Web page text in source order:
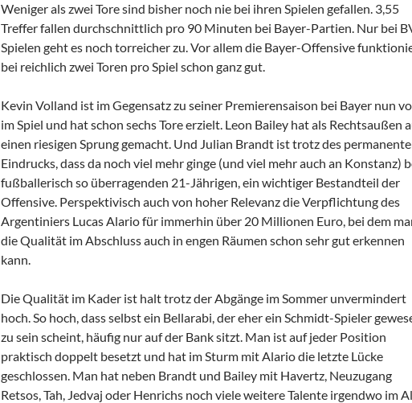
Weniger als zwei Tore sind bisher noch nie bei ihren Spielen gefallen. 3,55
Treffer fallen durchschnittlich pro 90 Minuten bei Bayer-Partien. Nur bei
Spielen geht es noch torreicher zu. Vor allem die Bayer-Offensive
bei reichlich zwei Toren pro Spiel schon ganz gut.
Kevin Volland ist im Gegensatz zu seiner Premierensaison bei Bayer nun
im Spiel und hat schon sechs Tore erzielt. Leon Bailey hat als Rechtsaußen
einen riesigen Sprung gemacht. Und Julian Brandt ist trotz des
Eindrucks, dass da noch viel mehr ginge (und viel mehr auch an Konstanz)
fußballerisch so überragenden 21-Jährigen, ein wichtiger Bestandteil der
Offensive. Perspektivisch auch von hoher Relevanz die Verpflichtung des
Argentiniers Lucas Alario für immerhin über 20 Millionen Euro, bei dem
die Qualität im Abschluss auch in engen Räumen schon sehr gut erkennen
kann.
Die Qualität im Kader ist halt trotz der Abgänge im Sommer unvermindert
hoch. So hoch, dass selbst ein Bellarabi, der eher ein Schmidt-Spieler
zu sein scheint, häufig nur auf der Bank sitzt. Man ist auf jeder Position
praktisch doppelt besetzt und hat im Sturm mit Alario die letzte Lücke
geschlossen. Man hat neben Brandt und Bailey mit Havertz, Neuzugang
Retsos, Tah, Jedvaj oder Henrichs noch viele weitere Talente irgendwo im